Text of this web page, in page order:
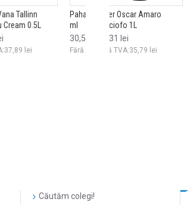
Pahar Crafters Gin 630
ml
30,59 lei
Fără TVA:25,28 lei
Perna Crafters interior
sau exterior
50,99 lei
Fără TVA:42,14 lei
Bitter Oscar Amaro
Carciofo 1L
Fără TVA:35,79 lei
Lichior Barman Triple Sec
Orange 1L
72,80 lei
Fără TVA:60,16 lei
Căutăm colegi!